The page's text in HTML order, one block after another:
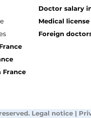
France
Doctor salary
Medical
Foreign
Legal notice |